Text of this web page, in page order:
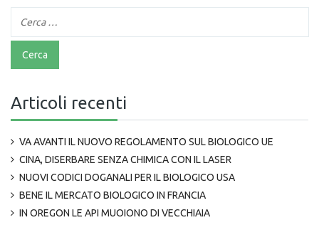
Articoli recenti
VA AVANTI IL NUOVO REGOLAMENTO SUL BIOLOGICO UE
CINA, DISERBARE SENZA CHIMICA CON IL LASER
NUOVI CODICI DOGANALI PER IL BIOLOGICO USA
BENE IL MERCATO BIOLOGICO IN FRANCIA
IN OREGON LE API MUOIONO DI VECCHIAIA